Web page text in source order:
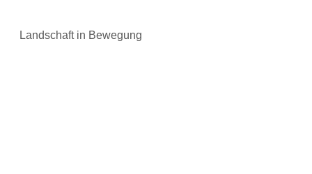
Landschaft in Bewegung